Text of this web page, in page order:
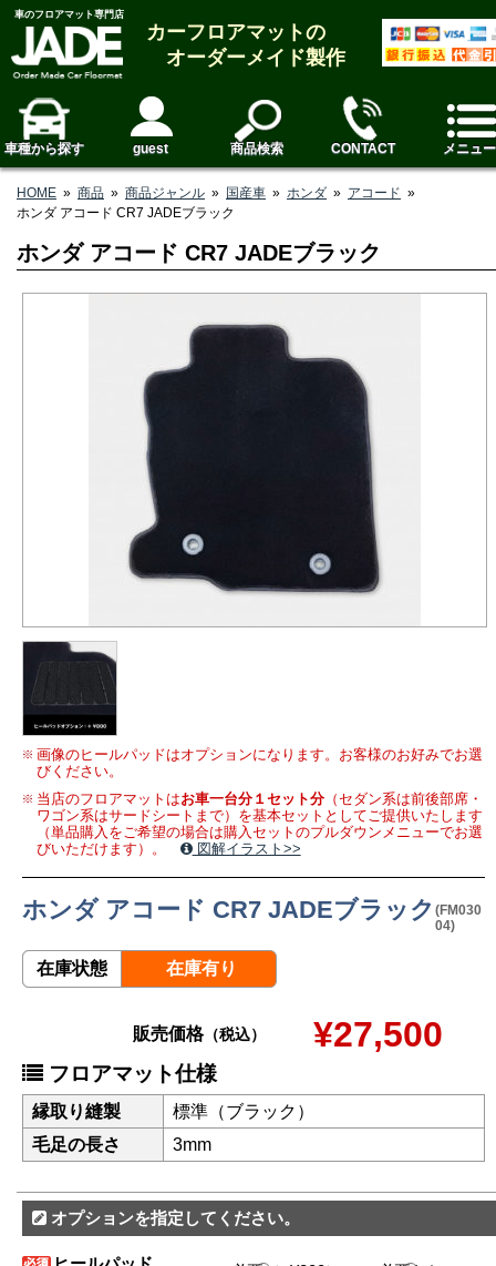
車のフロアマット専門店
カーフロアマットの
オーダーメイド製作
車種から探す guest 商品検索 CONTACT メニュー
HOME » 商品 » 商品ジャンル » 国産車 » ホンダ » アコード »
ホンダ アコード CR7 JADEブラック
ホンダ アコード CR7 JADEブラック
画像のヒールパッドはオプションになります。お客様のお好みでお選
びください。
当店のフロアマットはお車一台分１セット分（セダン系は前後部席・
ワゴン系はサードシートまで）を基本セットとしてご提供いたします
（単品購入をご希望の場合は購入セットのプルダウンメニューでお選
びいただけます）。
図解イラスト>>
ホンダ アコード CR7 JADEブラック (FM030
04)
在庫状態 在庫有り
販売価格（税込） ¥27,500
フロアマット仕様
縁取り縫製
標準（ブラック）
毛足の長さ
3mm
オプションを指定してください。